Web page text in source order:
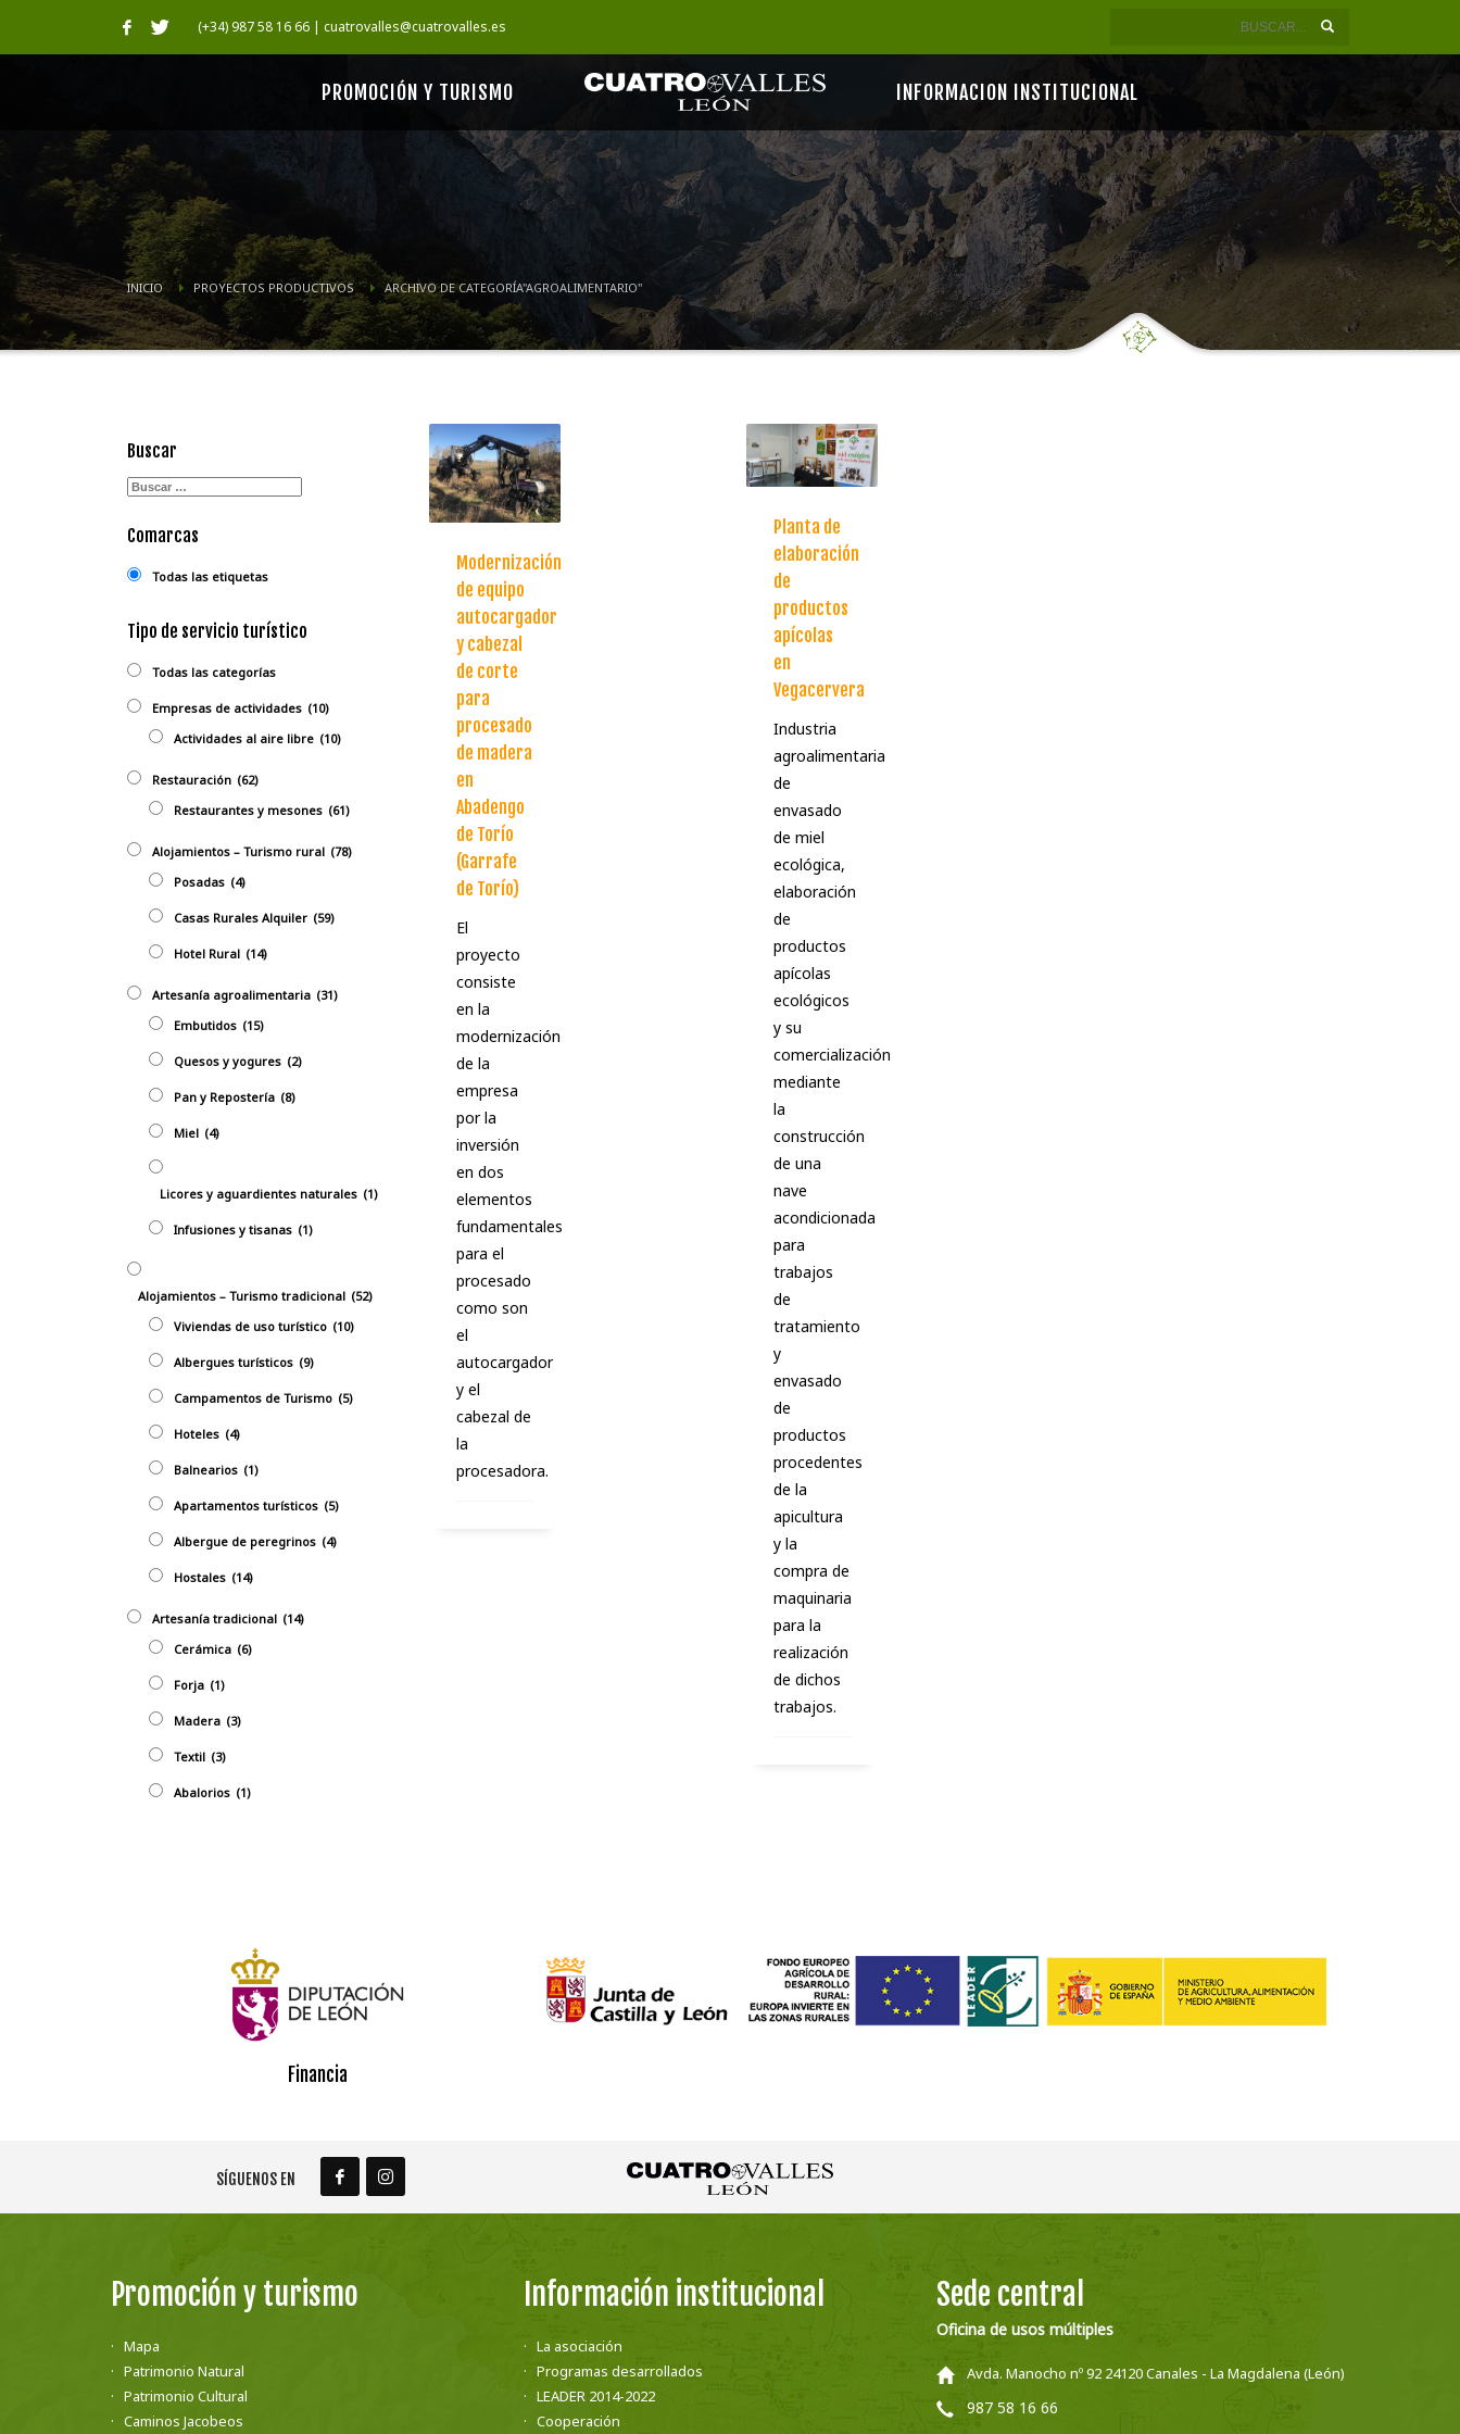
(+34) 987 58 16 66 | cuatrovalles@cuatrovalles.es
PROMOCIÓN Y TURISMO INFORMACION INSTITUCIONAL
INICIO PROYECTOS PRODUCTIVOS ARCHIVO DE CATEGORÍA"AGROALIMENTARIO"
Modernización
de equipo
autocargador
y cabezal
de corte
para
procesado
de madera
en
Abadengo
de Torío
(Garrafe
de Torío)
El
proyecto
consiste
en la
modernización
de la
empresa
por la
inversión
en dos
elementos
fundamentales
para el
procesado
como son
el
autocargador
y el
cabezal de
la
procesadora.
Planta de
elaboración
de
productos
apícolas
en
Vegacervera
Industria
agroalimentaria
de
envasado
de miel
ecológica,
elaboración
de
productos
apícolas
ecológicos
y su
comercialización
mediante
la
construcción
de una
nave
acondicionada
para
trabajos
de
tratamiento
y
envasado
de
productos
procedentes
de la
apicultura
y la
compra de
maquinaria
para la
realización
de dichos
trabajos.
Buscar
Comarcas
Todas las etiquetas
Tipo de servicio turístico
Todas las categorías
Empresas de actividades (10)
Actividades al aire libre (10)
Restauración (62)
Restaurantes y mesones (61)
Alojamientos – Turismo rural (78)
Posadas (4)
Casas Rurales Alquiler (59)
Hotel Rural (14)
Artesanía agroalimentaria (31)
Embutidos (15)
Quesos y yogures (2)
Pan y Repostería (8)
Miel (4)
Licores y aguardientes naturales (1)
Infusiones y tisanas (1)
Alojamientos – Turismo tradicional (52)
Viviendas de uso turístico (10)
Albergues turísticos (9)
Campamentos de Turismo (5)
Hoteles (4)
Balnearios (1)
Apartamentos turísticos (5)
Albergue de peregrinos (4)
Hostales (14)
Artesaní­a tradicional (14)
Cerámica (6)
Forja (1)
Madera (3)
Textil (3)
Abalorios (1)
Financia
SÍGUENOS EN
Promoción y turismo
Mapa
Patrimonio Natural
Patrimonio Cultural
Caminos Jacobeos
Información institucional
La asociación
Programas desarrollados
LEADER 2014-2022
Cooperación
Sede central
Oficina de usos múltiples
Avda. Manocho nº 92 24120 Canales - La Magdalena (León)
987 58 16 66